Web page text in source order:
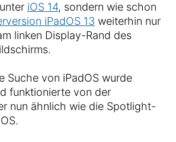
iOS 14, sondern wie schon
iPadOS 13 weiterhin nur
linken Display-Rand des
Suche von iPadOS wurde
funktionierte von der
nun ähnlich wie die Spotlight-